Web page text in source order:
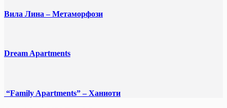
Вила Лина – Метаморфози
Dream Apartments
“Family Apartments” – Ханиоти